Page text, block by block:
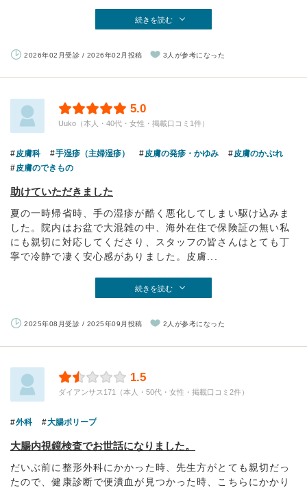
続きを読む
2026年02月受診 / 2026年02月投稿 3人が参考になった
5.0
Uuko（本人・40代・女性・掲載口コミ1件）
皮膚科 手湿疹（主婦湿疹） 皮膚の発疹・かゆみ
皮膚のかぶれ
皮膚のできもの
助けていただきました
夏の一時帰省時、手の湿疹が酷く悪化してしまい駆け込みま
した。院内はお盆で大混雑の中、海外在住で保険証の無い私
にも親切に対応してくださり、スタッフの皆さんはとても丁
寧で冷静で凄く安心感がありました。皮膚...
続きを読む
2025年08月受診 / 2025年09月投稿 2人が参考になった
1.5
ダイアンサス171（本人・50代・女性・掲載口コミ2件）
外科 大腸ポリープ
大腸内視鏡検査でお世話になりました。
だいぶ前に整形外科にかかった時、先生方がとても親切だっ
たので、健康診断で便潰血が見つかった時、こちらにかかり